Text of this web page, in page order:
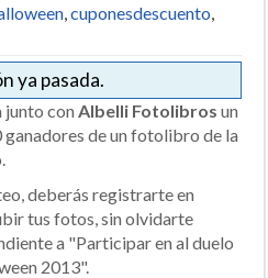
,cuponesdescuento,
ya pasada.
junto con Albelli Fotolibros un
de un fotolibro de la
deberás registrarte en
tus fotos, sin olvidarte
a "Participar en al duelo
2013".